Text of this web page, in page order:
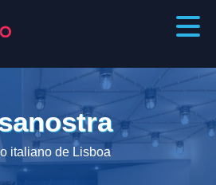
italiano de Lisboa